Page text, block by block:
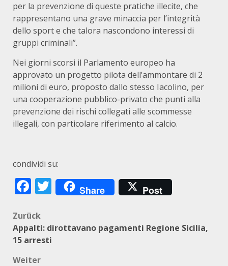
per la prevenzione di queste pratiche illecite, che
rappresentano una grave minaccia per l’integrità
dello sport e che talora nascondono interessi di
gruppi criminali”.
Nei giorni scorsi il Parlamento europeo ha
approvato un progetto pilota dell’ammontare di 2
milioni di euro, proposto dallo stesso Iacolino, per
una cooperazione pubblico-privato che punti alla
prevenzione dei rischi collegati alle scommesse
illegali, con particolare riferimento al calcio.
condividi su:
Facebook
Twitter
Share Post
Beitragsnavigation
Zurück
Appalti: dirottavano pagamenti Regione Sicilia,
15 arresti
Weiter